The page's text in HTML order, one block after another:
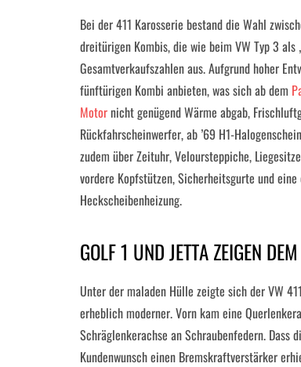
Bei der 411 Karosserie bestand die Wahl
dreitürigen Kombis, die wie beim VW Typ 3
Gesamtverkaufszahlen aus. Aufgrund hoher
fünftürigen Kombi anbieten, was sich ab dem
Motornicht genügend Wärme abgab,
Rückfahrscheinwerfer, ab ’69 H1-
zudem über Zeituhr, Veloursteppiche,
vordere Kopfstützen, Sicherheitsgurte und
Heckscheibenheizung.
GOLF 1 UND JETTA ZEIGEN
Unter der maladen Hülle zeigte sich der VW
erheblich moderner. Vorn kam eine
Schräglenkerachse an Schraubenfedern. Dass
Kundenwunsch einen Bremskraftverstärker